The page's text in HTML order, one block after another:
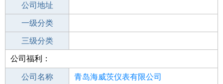
招聘结束时间
公司地址
一级分类
二级分类
三级分类
其他行业
公司福利：
公司名称 青岛海威茨仪表有限公司